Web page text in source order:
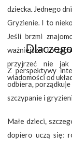
dziecka. Jednego
Gryzienie. I to
Jeśli brzmi
ważniejsze to
przyjrzeć nie jak
wiadomości od
Z perspektywy
odbiera,
szczypanie i
Małe dzieci,
dopiero uczą się: